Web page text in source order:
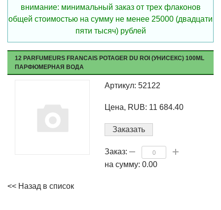
внимание: минимальный заказ от трех флаконов
общей стоимостью на сумму не менее 25000 (двадцати
пяти тысяч) рублей
12 PARFUMEURS FRANCAIS POTAGER DU ROI (УНИСЕКС) 100ML
ПАРФЮМЕРНАЯ ВОДА
Артикул: 52122
Цена, RUB: 11 684.40
Заказать
Заказ:
на сумму: 0.00
<< Назад в список